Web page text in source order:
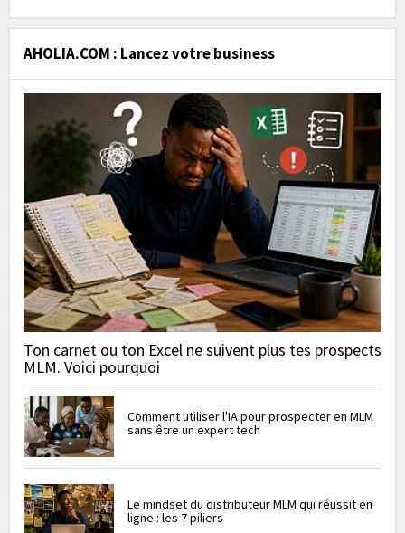
AHOLIA.COM : Lancez votre business
Ton carnet ou ton Excel ne suivent plus tes prospects
MLM. Voici pourquoi
Comment utiliser l'IA pour prospecter en MLM
sans être un expert tech
Le mindset du distributeur MLM qui réussit en
ligne : les 7 piliers